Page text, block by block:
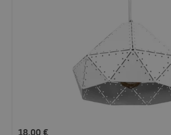
18.00€